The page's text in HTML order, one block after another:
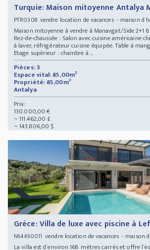
Turquie: Maison mitoyenne Antalya
PTR0308vendre location de vacances - maison d
Maison mitoyenne à vendre à Manavgat/Side 2+1
Rez-de-chaussée : Salon avec cuisine américaine
à laver, réfrigérateur cuisine équipée. Table à
Etage supérieur : chambre à ...
Pièces: 3
Espace vital: 85,00m²
Propriété: 85,00m²
Antalya
Prix:
130.000,00 €
~ 111.462,00 £
~ 143.806,00 $
Grèce: Villa de luxe avec piscine à
N64490011 vendre location de vacances - maison
La villa est d´environ 168 mètres carrés et offre